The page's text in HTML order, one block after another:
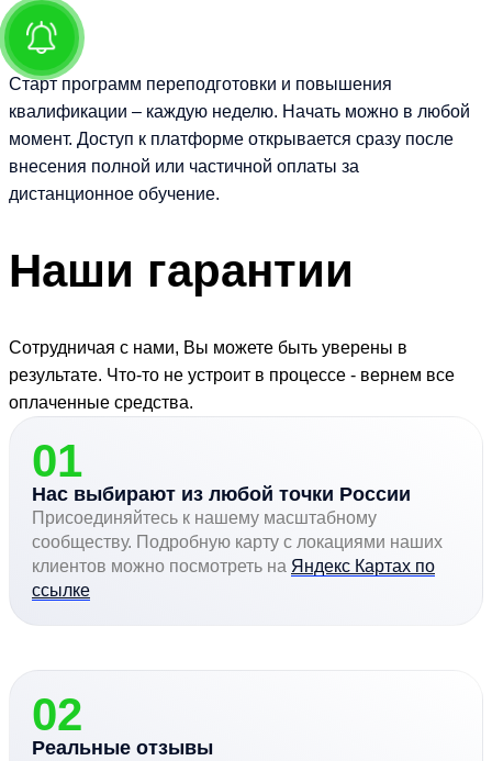
Старт программ переподготовки и повышения
квалификации – каждую неделю. Начать можно в любой
момент. Доступ к платформе открывается сразу после
внесения полной или частичной оплаты за
дистанционное обучение.
Наши гарантии
Сотрудничая с нами, Вы можете быть уверены в
результате. Что-то не устроит в процессе - вернем все
оплаченные средства.
01
Нас выбирают из любой точки России
Присоединяйтесь к нашему масштабному
сообществу. Подробную карту с локациями наших
клиентов можно посмотреть на Яндекс Картах по
ссылке
02
Реальные отзывы